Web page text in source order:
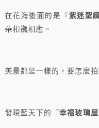
在花海後面的是『紫迷聖
朵相襯相應。
美景都是一樣的，要怎麼
發現藍天下的『幸福玻璃屋